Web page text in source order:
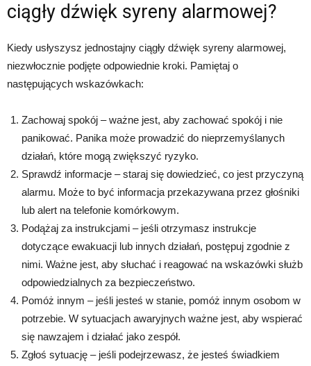
ciągły dźwięk syreny alarmowej?
Kiedy usłyszysz jednostajny ciągły dźwięk syreny alarmowej,
niezwłocznie podjęte odpowiednie kroki. Pamiętaj o
następujących wskazówkach:
Zachowaj spokój – ważne jest, aby zachować spokój i nie
panikować. Panika może prowadzić do nieprzemyślanych
działań, które mogą zwiększyć ryzyko.
Sprawdź informacje – staraj się dowiedzieć, co jest przyczyną
alarmu. Może to być informacja przekazywana przez głośniki
lub alert na telefonie komórkowym.
Podążaj za instrukcjami – jeśli otrzymasz instrukcje
dotyczące ewakuacji lub innych działań, postępuj zgodnie z
nimi. Ważne jest, aby słuchać i reagować na wskazówki służb
odpowiedzialnych za bezpieczeństwo.
Pomóż innym – jeśli jesteś w stanie, pomóż innym osobom w
potrzebie. W sytuacjach awaryjnych ważne jest, aby wspierać
się nawzajem i działać jako zespół.
Zgłoś sytuację – jeśli podejrzewasz, że jesteś świadkiem